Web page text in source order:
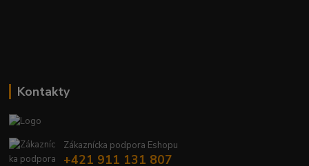
Kontakty
Zákaznícka podpora Eshopu
+421 911 131 807